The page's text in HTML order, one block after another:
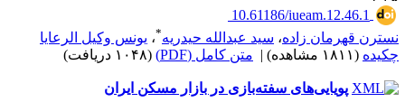
‎ 10.61186/iueam.12.46.1
قهرمان زاده،سید عبدالله حیدریه ،یونس وکیل الرعایا
(۱۸۱۱ مشاهده) | متن کامل (PDF) (۱۰۴۸ دریافت)
پویایی‌های سفته‌بازی در بازار مسکن ایران